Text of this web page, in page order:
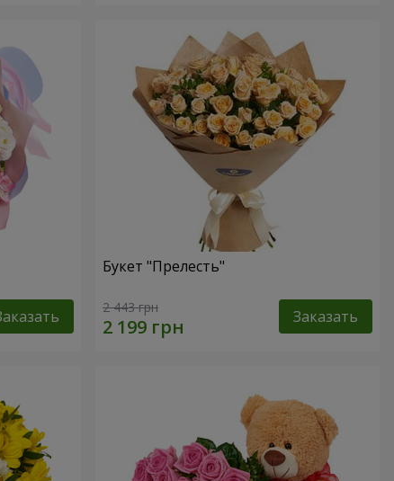
Букет "Прелесть"
2 443 грн Заказать